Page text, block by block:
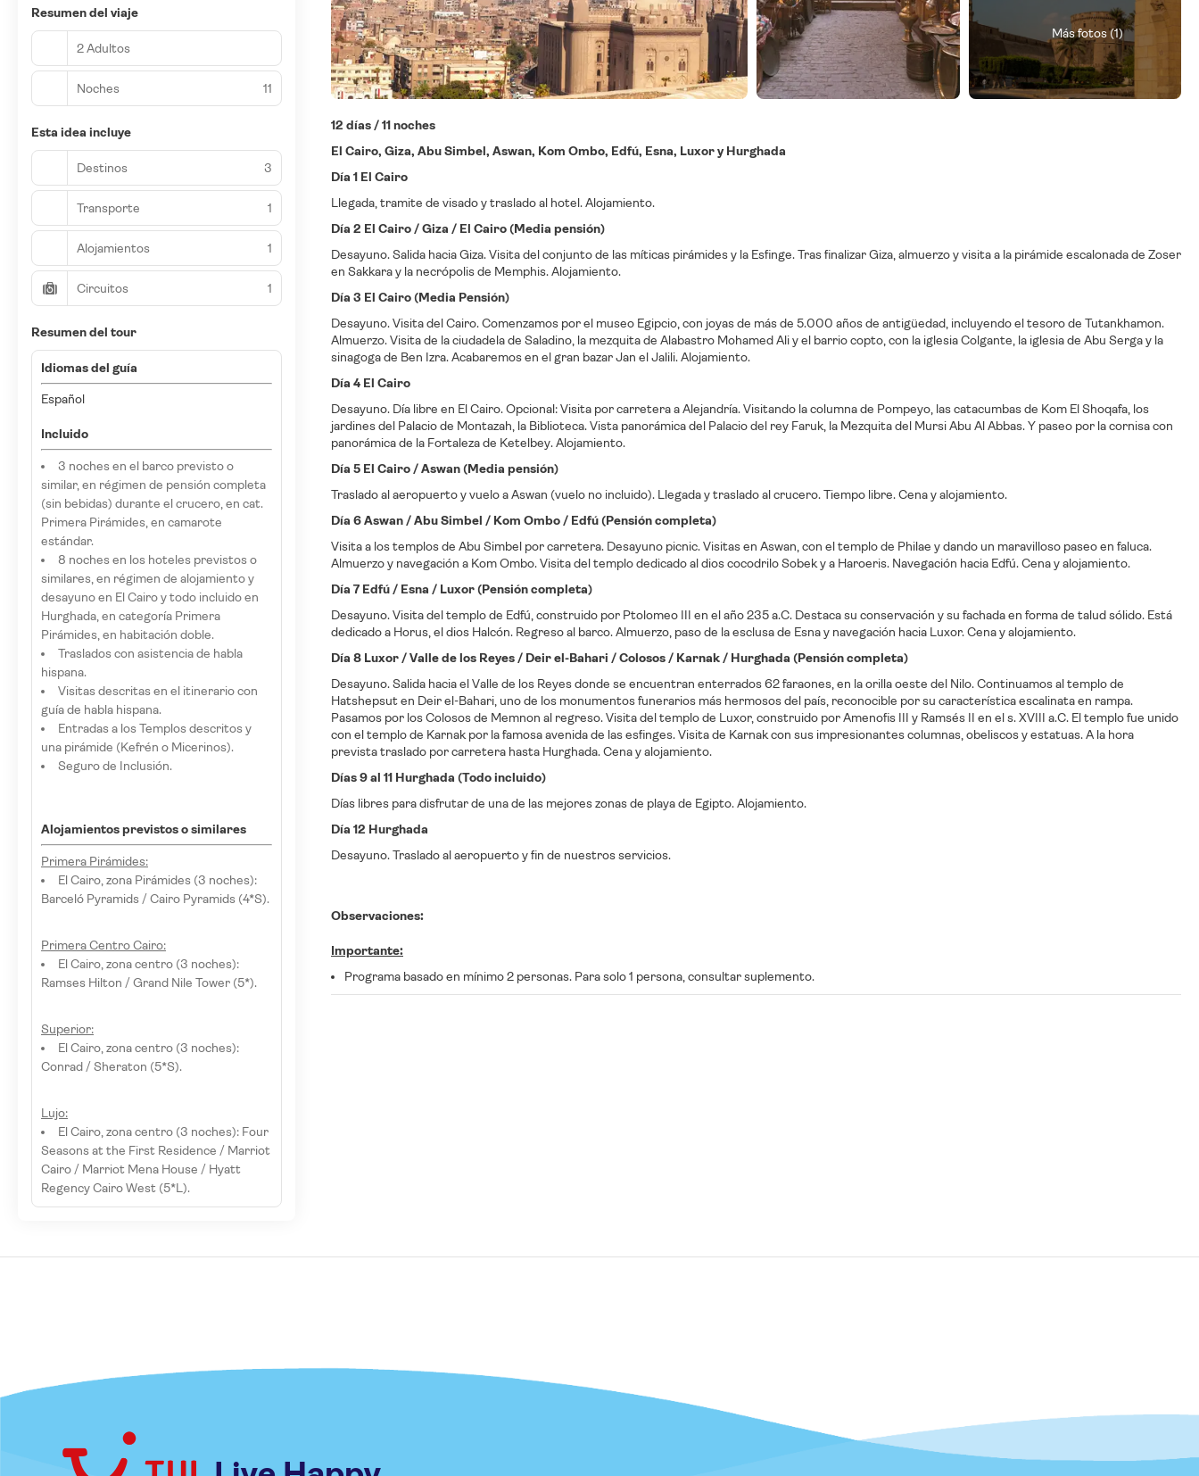
Más fotos (1)
12 días / 11 noches
El Cairo, Giza, Abu Simbel, Aswan, Kom Ombo, Edfú, Esna, Luxor y Hurghada
Día 1 El Cairo
Llegada, tramite de visado y traslado al hotel. Alojamiento.
Día 2 El Cairo / Giza / El Cairo (Media pensión)
Desayuno. Salida hacia Giza. Visita del conjunto de las míticas pirámides y la Esfinge. Tras finalizar Giza, almuerzo y visita a la pirámide escalonada de Zoser
en Sakkara y la necrópolis de Memphis. Alojamiento.
Día 3 El Cairo (Media Pensión)
Desayuno. Visita del Cairo. Comenzamos por el museo Egipcio, con joyas de más de 5.000 años de antigüedad, incluyendo el tesoro de Tutankhamon.
Almuerzo. Visita de la ciudadela de Saladino, la mezquita de Alabastro Mohamed Ali y el barrio copto, con la iglesia Colgante, la iglesia de Abu Serga y la
sinagoga de Ben Izra. Acabaremos en el gran bazar Jan el Jalili. Alojamiento.
Día 4 El Cairo
Desayuno. Día libre en El Cairo. Opcional: Visita por carretera a Alejandría. Visitando la columna de Pompeyo, las catacumbas de Kom El Shoqafa, los
jardines del Palacio de Montazah, la Biblioteca. Vista panorámica del Palacio del rey Faruk, la Mezquita del Mursi Abu Al Abbas. Y paseo por la cornisa con
panorámica de la Fortaleza de Ketelbey. Alojamiento.
Día 5 El Cairo / Aswan (Media pensión)
Traslado al aeropuerto y vuelo a Aswan (vuelo no incluido). Llegada y traslado al crucero. Tiempo libre. Cena y alojamiento.
Día 6 Aswan / Abu Simbel / Kom Ombo / Edfú (Pensión completa)
Visita a los templos de Abu Simbel por carretera. Desayuno picnic. Visitas en Aswan, con el templo de Philae y dando un maravilloso paseo en faluca.
Almuerzo y navegación a Kom Ombo. Visita del templo dedicado al dios cocodrilo Sobek y a Haroeris. Navegación hacia Edfú. Cena y alojamiento.
Día 7 Edfú / Esna / Luxor (Pensión completa)
Desayuno. Visita del templo de Edfú, construido por Ptolomeo III en el año 235 a.C. Destaca su conservación y su fachada en forma de talud sólido. Está
dedicado a Horus, el dios Halcón. Regreso al barco. Almuerzo, paso de la esclusa de Esna y navegación hacia Luxor. Cena y alojamiento.
Día 8 Luxor / Valle de los Reyes / Deir el-Bahari / Colosos / Karnak / Hurghada (Pensión completa)
Desayuno. Salida hacia el Valle de los Reyes donde se encuentran enterrados 62 faraones, en la orilla oeste del Nilo. Continuamos al templo de
Hatshepsut en Deir el-Bahari, uno de los monumentos funerarios más hermosos del país, reconocible por su característica escalinata en rampa.
Pasamos por los Colosos de Memnon al regreso. Visita del templo de Luxor, construido por Amenofis III y Ramsés II en el s. XVIII a.C. El templo fue unido
con el templo de Karnak por la famosa avenida de las esfinges. Visita de Karnak con sus impresionantes columnas, obeliscos y estatuas. A la hora
prevista traslado por carretera hasta Hurghada. Cena y alojamiento.
Días 9 al 11 Hurghada (Todo incluido)
Días libres para disfrutar de una de las mejores zonas de playa de Egipto. Alojamiento.
Día 12 Hurghada
Desayuno. Traslado al aeropuerto y fin de nuestros servicios.
Observaciones:
Importante:
Programa basado en mínimo 2 personas. Para solo 1 persona, consultar suplemento.
Resumen del viaje
2 Adultos
Noches 11
Esta idea incluye
Destinos 3
Transporte 1
Alojamientos 1
Circuitos 1
Resumen del tour
Idiomas del guía
Español
Incluido
3 noches en el barco previsto o
similar, en régimen de pensión completa
(sin bebidas) durante el crucero, en cat.
Primera Pirámides, en camarote
estándar.
8 noches en los hoteles previstos o
similares, en régimen de alojamiento y
desayuno en El Cairo y todo incluido en
Hurghada, en categoría Primera
Pirámides, en habitación doble.
Traslados con asistencia de habla
hispana.
Visitas descritas en el itinerario con
guía de habla hispana.
Entradas a los Templos descritos y
una pirámide (Kefrén o Micerinos).
Seguro de Inclusión.
Alojamientos previstos o similares
Primera Pirámides:
El Cairo, zona Pirámides (3 noches):
Barceló Pyramids / Cairo Pyramids (4*S).
Primera Centro Cairo:
El Cairo, zona centro (3 noches):
Ramses Hilton / Grand Nile Tower (5*).
Superior:
El Cairo, zona centro (3 noches):
Conrad / Sheraton (5*S).
Lujo:
El Cairo, zona centro (3 noches): Four
Seasons at the First Residence / Marriot
Cairo / Marriot Mena House / Hyatt
Regency Cairo West (5*L).